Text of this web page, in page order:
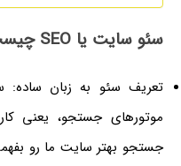
سئو سایت یا SEO چیست؟
تعریف سئو به زبان ساده:
موتورهای جستجو، یعنی
جستجو بهتر سایت ما رو